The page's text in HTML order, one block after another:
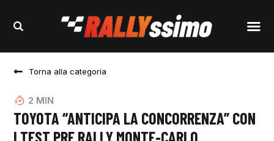
Torna alla categoria
2 MIN
TOYOTA “ANTICIPA LA CONCORRENZA” CON
I TEST PRE RALLY MONTE-CARLO